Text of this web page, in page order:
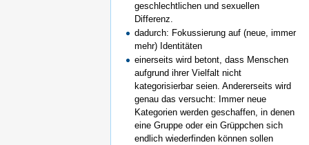
geschlechtlichen und sexuellen
Differenz.
dadurch: Fokussierung auf (neue, immer
mehr) Identitäten
einerseits wird betont, dass Menschen
aufgrund ihrer Vielfalt nicht
kategorisierbar seien. Andererseits wird
genau das versucht: Immer neue
Kategorien werden geschaffen, in denen
eine Gruppe oder ein Grüppchen sich
endlich wiederfinden können sollen